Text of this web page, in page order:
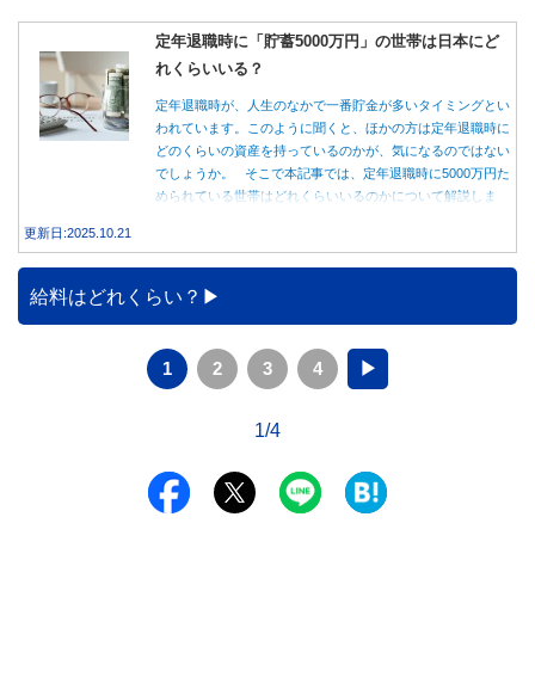
定年退職時に「貯蓄5000万円」の世帯は日本にど
れくらいいる？
定年退職時が、人生のなかで一番貯金が多いタイミングとい
われています。このように聞くと、ほかの方は定年退職時に
どのくらいの資産を持っているのかが、気になるのではない
でしょうか。 そこで本記事では、定年退職時に5000万円た
められている世帯はどれくらいいるのかについて解説しま
更新日:2025.10.21
給料はどれくらい？
1 2 3 4 ▶
1/4